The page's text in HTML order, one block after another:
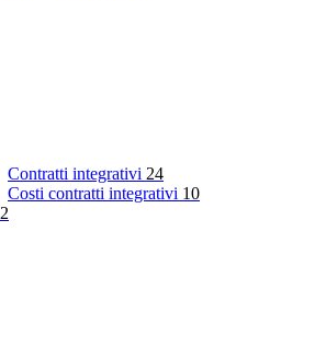
Contratti integrativi 24
Costi contratti integrativi 10
2